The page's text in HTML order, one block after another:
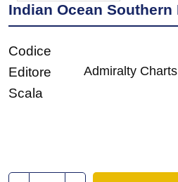
Indian Ocean Southern
Codice
Editore Admiralty
Scala